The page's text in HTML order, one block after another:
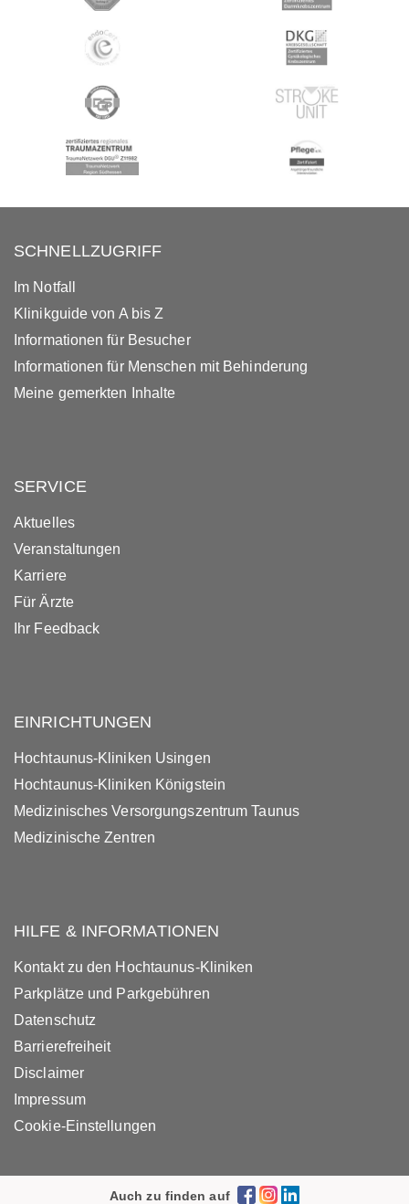
SCHNELLZUGRIFF
Im Notfall
Klinikguide von A bis Z
Informationen für Besucher
Informationen für Menschen mit Behinderung
Meine gemerkten Inhalte
SERVICE
Aktuelles
Veranstaltungen
Karriere
Für Ärzte
Ihr Feedback
EINRICHTUNGEN
Hochtaunus-Kliniken Usingen
Hochtaunus-Kliniken Königstein
Medizinisches Versorgungszentrum Taunus
Medizinische Zentren
HILFE & INFORMATIONEN
Kontakt zu den Hochtaunus-Kliniken
Parkplätze und Parkgebühren
Datenschutz
Barrierefreiheit
Disclaimer
Impressum
Cookie-Einstellungen
Auch zu finden auf